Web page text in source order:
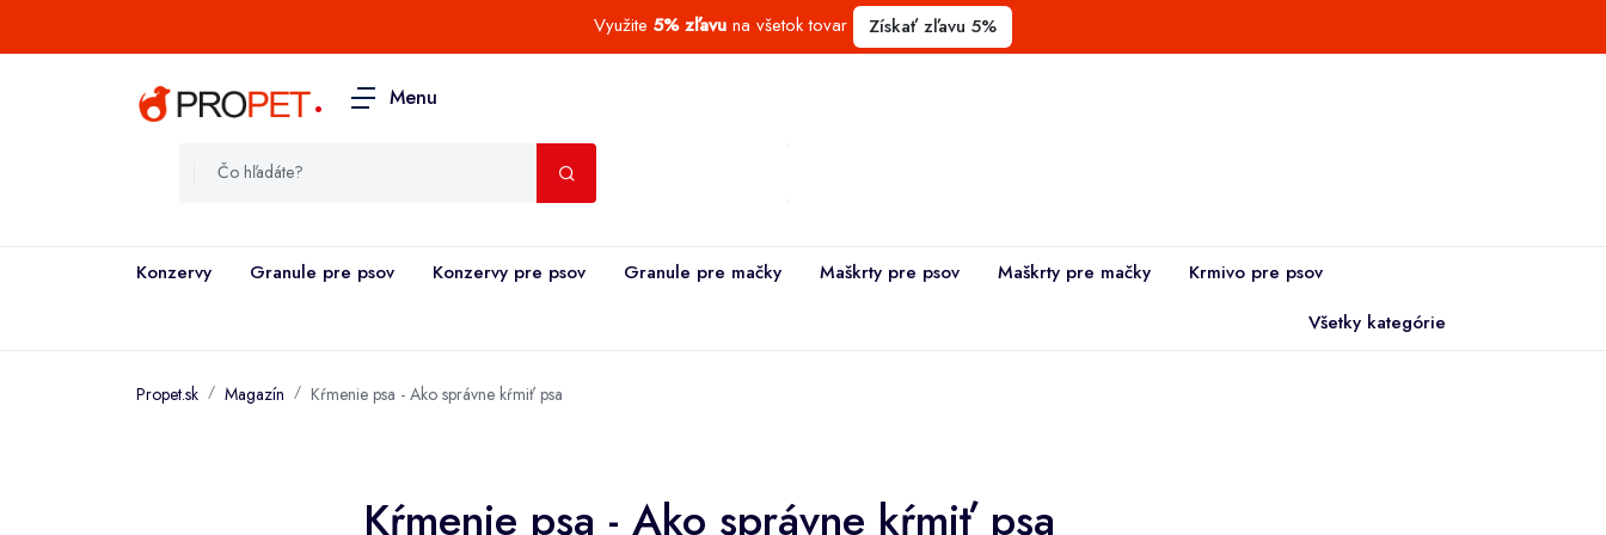
Využite 5% zľavu na všetok tovar Získať zľavu 5%
. Menu
Konzervy Granule pre psov Konzervy pre psov Granule pre mačky Maškrty pre psov Maškrty pre mačky
Krmivo pre psov
Všetky kategórie
Propet.sk Magazín Kŕmenie psa - Ako správne kŕmiť psa
Kŕmenie psa - Ako správne kŕmiť psa